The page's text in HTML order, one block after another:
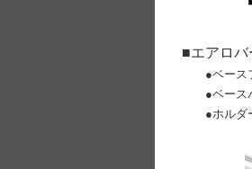
■エアロバ
●ベースフ
●ベースバ
●ホルダー